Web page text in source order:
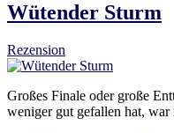
Wütender Sturm
Rezension
Großes Finale oder große
weniger gut gefallen hat,